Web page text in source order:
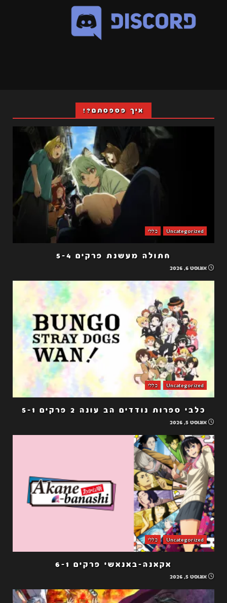
איך פספסתם?!
Uncategorized כללי
חתולה מעשנת פרקים 5-4
אוגוסט 6, 2026
Uncategorized כללי
כלבי ספרות נודדים הב עונה 2 פרקים 5-1
אוגוסט 5, 2026
Uncategorized כללי
אקאנה-באנאשי פרקים 6-1
אוגוסט 5, 2026